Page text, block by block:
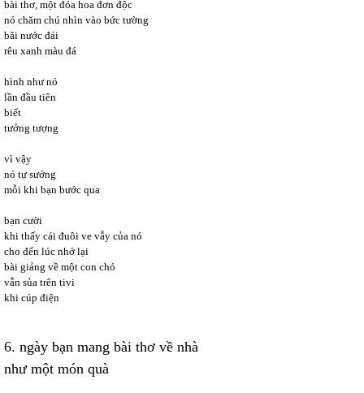
bài thơ, một đóa hoa đơn độc
nó chăm chú nhìn vào bức tường
bãi nước đái
rêu xanh màu đá
hình như nó
lần đầu tiên
biết
tưởng tượng
vì vậy
nó tự sướng
mỗi khi bạn bước qua
bạn cười
khi thấy cái đuôi ve vẫy của nó
cho đến lúc nhớ lại
bài giảng về một con chó
vẫn sủa trên tivi
khi cúp điện
6. ngày bạn mang bài thơ về nhà
như một món quà